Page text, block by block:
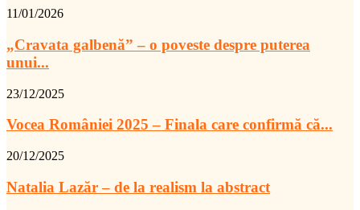
11/01/2026
„Cravata galbenă” – o poveste despre puterea
unui...
23/12/2025
Vocea României 2025 – Finala care confirmă că...
20/12/2025
Natalia Lazăr – de la realism la abstract